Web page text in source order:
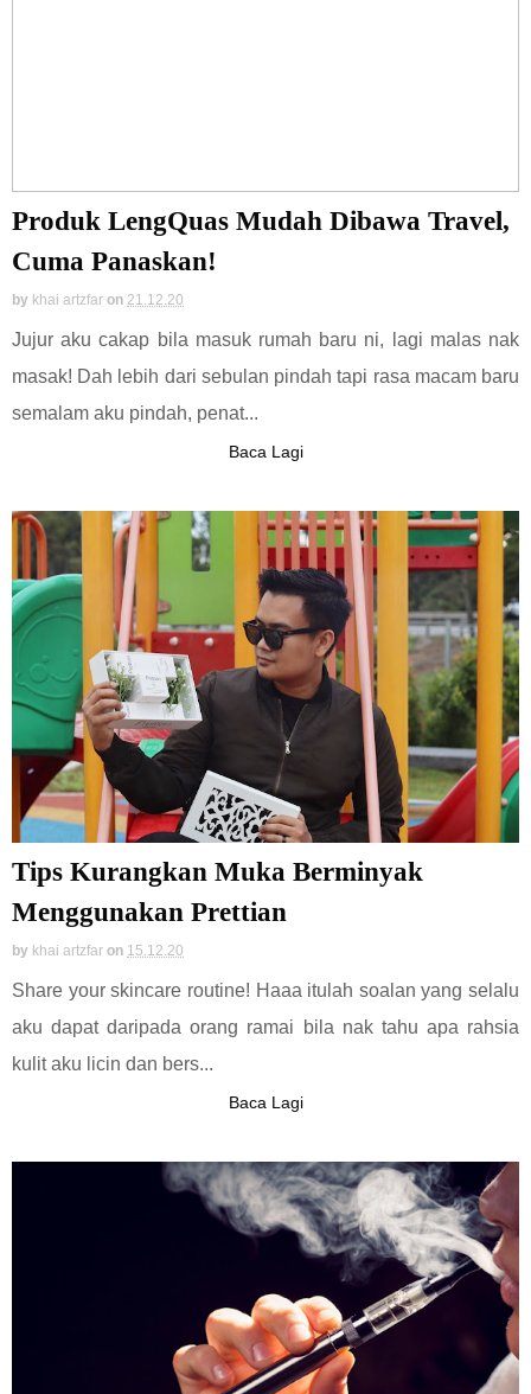
Produk LengQuas Mudah Dibawa Travel,
Cuma Panaskan!
by khai artzfar on 21.12.20
Jujur aku cakap bila masuk rumah baru ni, lagi malas nak
masak! Dah lebih dari sebulan pindah tapi rasa macam baru
semalam aku pindah, penat...
Baca Lagi
Tips Kurangkan Muka Berminyak
Menggunakan Prettian
by khai artzfar on 15.12.20
Share your skincare routine! Haaa itulah soalan yang selalu
aku dapat daripada orang ramai bila nak tahu apa rahsia
kulit aku licin dan bers...
Baca Lagi